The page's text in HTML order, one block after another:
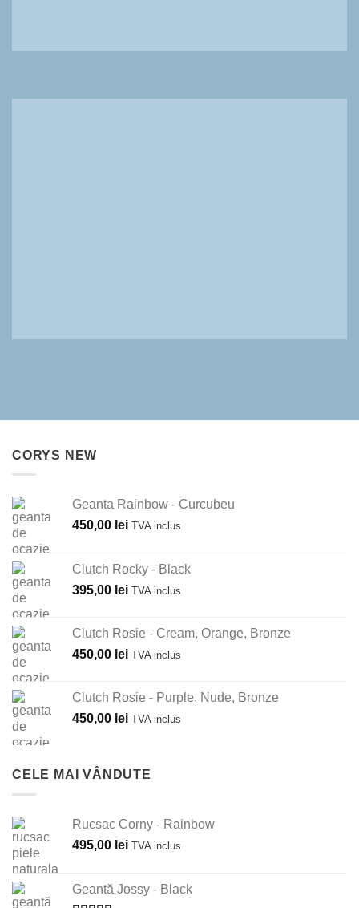
CORYS NEW
Geanta Rainbow - Curcubeu
450,00 lei TVA inclus
Clutch Rocky - Black
395,00 lei TVA inclus
Clutch Rosie - Cream, Orange, Bronze
450,00 lei TVA inclus
Clutch Rosie - Purple, Nude, Bronze
450,00 lei TVA inclus
CELE MAI VÂNDUTE
Rucsac Corny - Rainbow
495,00 lei TVA inclus
Geantă Jossy - Black